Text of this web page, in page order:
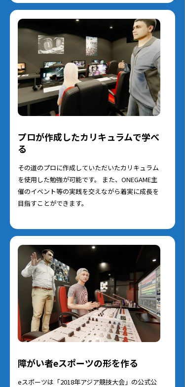
プロが作成したカリキュラムで学べ
る
その道のプロに作成していただいたカリキュラム
を使用した勉強が可能です。 また、ONEGAME主
催のイベント等の実践を交えながら着実に成長を
目指すことができます。
障がい者eスポーツの形を作る
eスポーツは「2018年アジア競技大会」の公式公